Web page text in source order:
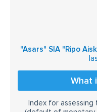
"Asars" SIA "Ripo
What
Index for